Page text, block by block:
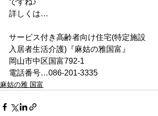
ですね♪
詳しくは…
サービス付き高齢者向け住宅(特定施設
入居者生活介護)『麻姑の雅国富』
岡山市中区国富792-1
電話番号…086-201-3335
麻姑の雅 国富